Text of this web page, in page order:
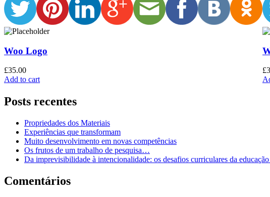
Woo Logo
£35.00
Add to cart
£
Posts recentes
Propriedades dos Materiais
Experiências que transformam
Muito desenvolvimento em novas competências
Os frutos de um trabalho de pesquisa…
Da imprevisibilidade à intencionalidade: os desafios curriculares da
Comentários